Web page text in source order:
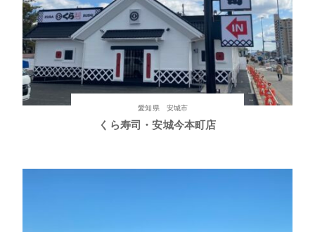
愛知県 安城市
くら寿司・安城今本町店